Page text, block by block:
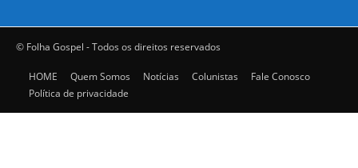
© Folha Gospel - Todos os direitos reservados
HOME Quem Somos Notícias Colunistas
Fale Conosco
Política de privacidade